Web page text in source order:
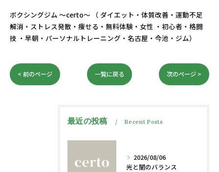
ボクシングジム ～certo～ （ ダイエット・体質改善・運動不足
解消・ストレス発散・痩せる・無料体験・女性 ・初心者・格闘
技 ・早朝・パーソナルトレーニング・名古屋・今池・ジム）
< 前のページ 一覧に戻る 次のページ >
最近の投稿 Recent Posts
2026/08/06
光と闇のバランス